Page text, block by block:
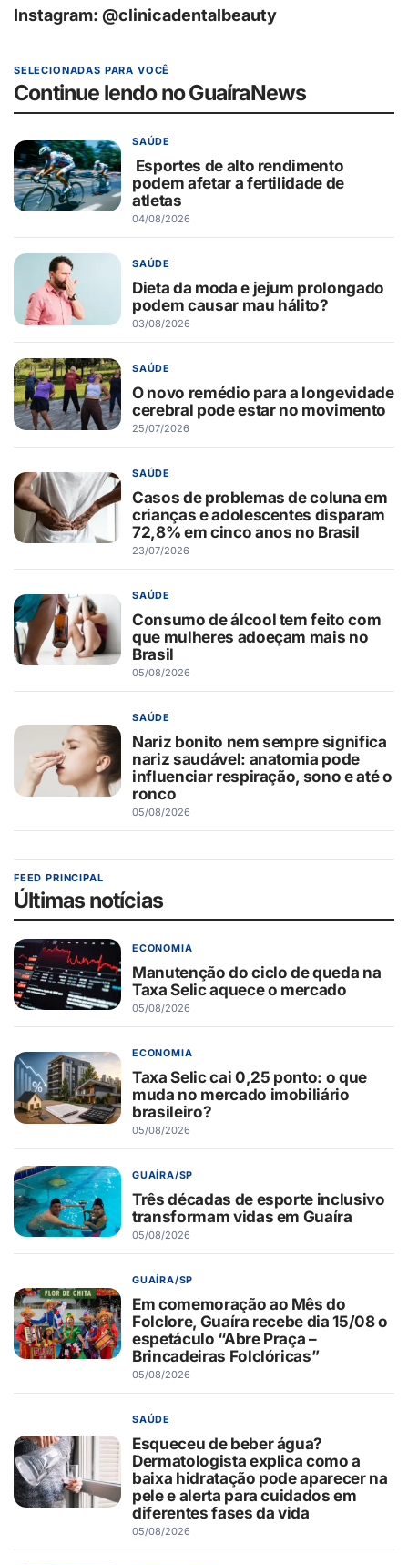
Instagram: @clinicadentalbeauty
SELECIONADAS PARA VOCÊ
Continue lendo no GuaíraNews
SAÚDE
Esportes de alto rendimento
podem afetar a fertilidade de
atletas
04/08/2026
SAÚDE
Dieta da moda e jejum prolongado
podem causar mau hálito?
03/08/2026
SAÚDE
O novo remédio para a longevidade
cerebral pode estar no movimento
25/07/2026
SAÚDE
Casos de problemas de coluna em
crianças e adolescentes disparam
72,8% em cinco anos no Brasil
23/07/2026
SAÚDE
Consumo de álcool tem feito com
que mulheres adoeçam mais no
Brasil
05/08/2026
SAÚDE
Nariz bonito nem sempre significa
nariz saudável: anatomia pode
influenciar respiração, sono e até o
ronco
05/08/2026
FEED PRINCIPAL
Últimas notícias
ECONOMIA
Manutenção do ciclo de queda na
Taxa Selic aquece o mercado
05/08/2026
ECONOMIA
Taxa Selic cai 0,25 ponto: o que
muda no mercado imobiliário
brasileiro?
05/08/2026
GUAÍRA/SP
Três décadas de esporte inclusivo
transformam vidas em Guaíra
05/08/2026
GUAÍRA/SP
Em comemoração ao Mês do
Folclore, Guaíra recebe dia 15/08 o
espetáculo “Abre Praça –
Brincadeiras Folclóricas”
05/08/2026
SAÚDE
Esqueceu de beber água?
Dermatologista explica como a
baixa hidratação pode aparecer na
pele e alerta para cuidados em
diferentes fases da vida
05/08/2026